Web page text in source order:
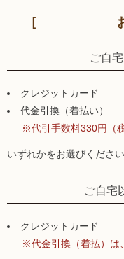
ご自
クレジットカード
代金引換（着払い）
※代引手数料330円（
いずれかをお選びください
ご自宅
クレジットカード
※代金引換（着払）は